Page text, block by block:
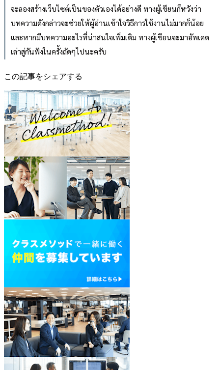
จะลองสร้างเว็บไซต์เป็นของตัวเองได้อย่างดี ทางผู้เขียนก็หวังว่า
บทความดังกล่าวจะช่วยให้ผู้อ่านเข้าใจวิธีการใช้งานไม่มากก็น้อย
และหากมีบทความอะไรที่น่าสนใจเพิ่มเติม ทางผู้เขียนจะมาอัพเดต
เล่าสู่กันฟังในครั้งถัดๆไปนะครับ
この記事をシェアする